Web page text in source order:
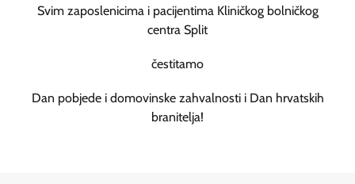
Svim zaposlenicima i pacijentima Kliničkog bolničkog
centra Split
čestitamo
Dan pobjede i domovinske zahvalnosti i Dan hrvatskih
branitelja!